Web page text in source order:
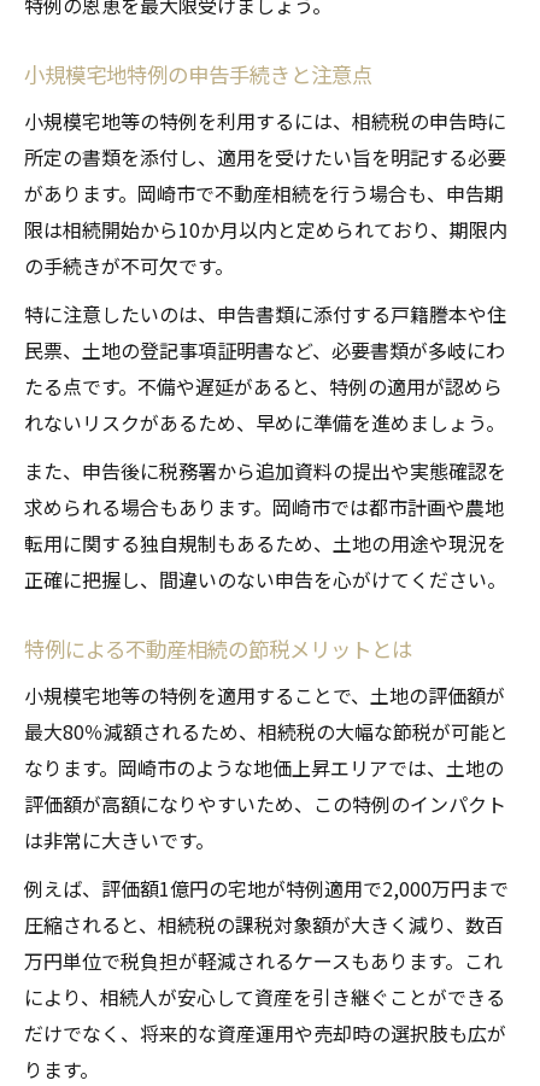
小規模宅地特例の申告手続きと注意点
小規模宅地等の特例を利用するには、相続税の申告時に
所定の書類を添付し、適用を受けたい旨を明記する必要
があります。岡崎市で不動産相続を行う場合も、申告期
限は相続開始から10か月以内と定められており、期限内
の手続きが不可欠です。
特に注意したいのは、申告書類に添付する戸籍謄本や住
民票、土地の登記事項証明書など、必要書類が多岐にわ
たる点です。不備や遅延があると、特例の適用が認めら
れないリスクがあるため、早めに準備を進めましょう。
また、申告後に税務署から追加資料の提出や実態確認を
求められる場合もあります。岡崎市では都市計画や農地
転用に関する独自規制もあるため、土地の用途や現況を
正確に把握し、間違いのない申告を心がけてください。
特例による不動産相続の節税メリットとは
小規模宅地等の特例を適用することで、土地の評価額が
最大80％減額されるため、相続税の大幅な節税が可能と
なります。岡崎市のような地価上昇エリアでは、土地の
評価額が高額になりやすいため、この特例のインパクト
は非常に大きいです。
例えば、評価額1億円の宅地が特例適用で2,000万円まで
圧縮されると、相続税の課税対象額が大きく減り、数百
万円単位で税負担が軽減されるケースもあります。これ
により、相続人が安心して資産を引き継ぐことができる
だけでなく、将来的な資産運用や売却時の選択肢も広が
ります。